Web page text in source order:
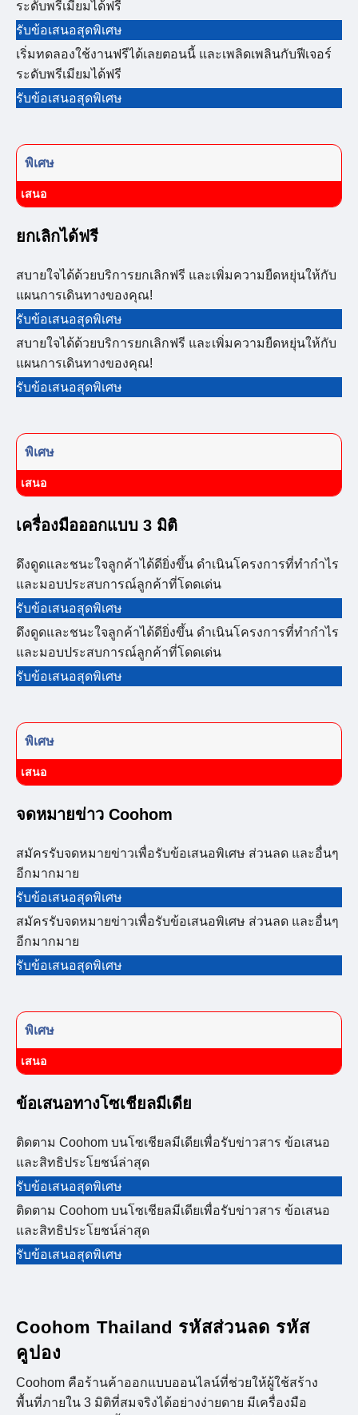
ระดับพรีเมียมได้ฟรี
รับข้อเสนอสุดพิเศษ
เริ่มทดลองใช้งานฟรีได้เลยตอนนี้ และเพลิดเพลินกับฟีเจอร์
ระดับพรีเมียมได้ฟรี
รับข้อเสนอสุดพิเศษ
พิเศษ
เสนอ
ยกเลิกได้ฟรี
สบายใจได้ด้วยบริการยกเลิกฟรี และเพิ่มความยืดหยุ่นให้กับ
แผนการเดินทางของคุณ!
รับข้อเสนอสุดพิเศษ
สบายใจได้ด้วยบริการยกเลิกฟรี และเพิ่มความยืดหยุ่นให้กับ
แผนการเดินทางของคุณ!
รับข้อเสนอสุดพิเศษ
พิเศษ
เสนอ
เครื่องมือออกแบบ 3 มิติ
ดึงดูดและชนะใจลูกค้าได้ดียิ่งขึ้น ดำเนินโครงการที่ทำกำไร
และมอบประสบการณ์ลูกค้าที่โดดเด่น
รับข้อเสนอสุดพิเศษ
ดึงดูดและชนะใจลูกค้าได้ดียิ่งขึ้น ดำเนินโครงการที่ทำกำไร
และมอบประสบการณ์ลูกค้าที่โดดเด่น
รับข้อเสนอสุดพิเศษ
พิเศษ
เสนอ
จดหมายข่าว Coohom
สมัครรับจดหมายข่าวเพื่อรับข้อเสนอพิเศษ ส่วนลด และอื่นๆ
อีกมากมาย
รับข้อเสนอสุดพิเศษ
สมัครรับจดหมายข่าวเพื่อรับข้อเสนอพิเศษ ส่วนลด และอื่นๆ
อีกมากมาย
รับข้อเสนอสุดพิเศษ
พิเศษ
เสนอ
ข้อเสนอทางโซเชียลมีเดีย
ติดตาม Coohom บนโซเชียลมีเดียเพื่อรับข่าวสาร ข้อเสนอ
และสิทธิประโยชน์ล่าสุด
รับข้อเสนอสุดพิเศษ
ติดตาม Coohom บนโซเชียลมีเดียเพื่อรับข่าวสาร ข้อเสนอ
และสิทธิประโยชน์ล่าสุด
รับข้อเสนอสุดพิเศษ
Coohom Thailand รหัสส่วนลด รหัส
คูปอง
Coohom คือร้านค้าออกแบบออนไลน์ที่ช่วยให้ผู้ใช้สร้าง
พื้นที่ภายใน 3 มิติที่สมจริงได้อย่างง่ายดาย มีเครื่องมือ